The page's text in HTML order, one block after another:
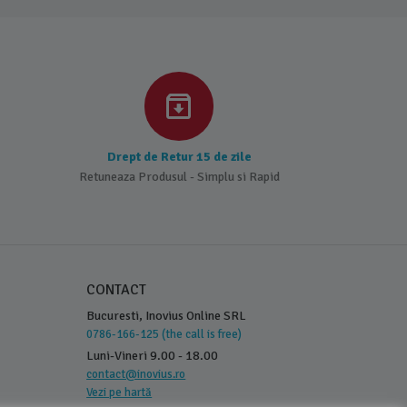
Drept de Retur 15 de zile
Retuneaza Produsul - Simplu si Rapid
CONTACT
Bucuresti, Inovius Online SRL
0786-166-125 (the call is free)
Luni-Vineri 9.00 - 18.00
contact@inovius.ro
Vezi pe hartă